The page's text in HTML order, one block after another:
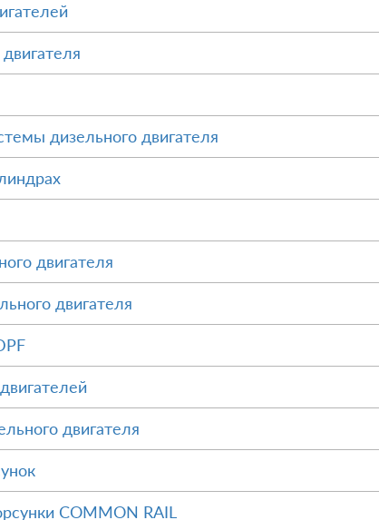
дизельного двигателя
двигателя
двигателя
двигателя
COMMON RAIL